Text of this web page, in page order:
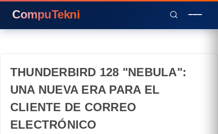
CompuTekni
THUNDERBIRD 128 "NEBULA":
UNA NUEVA ERA PARA EL
CLIENTE DE CORREO
ELECTRÓNICO